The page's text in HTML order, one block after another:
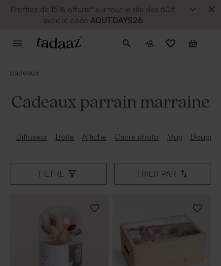
Profitez de 15% offerts* sur tout le site dès 60€
avec le code AOUTDAYS26
cadeaux
Cadeaux parrain marraine
Diffuseur Boîte Affiche Cadre photo Mug Bougie
FILTRE TRIER PAR